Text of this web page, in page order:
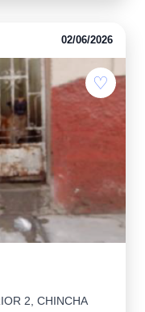
02/06/2026
♡
2, CHINCHA